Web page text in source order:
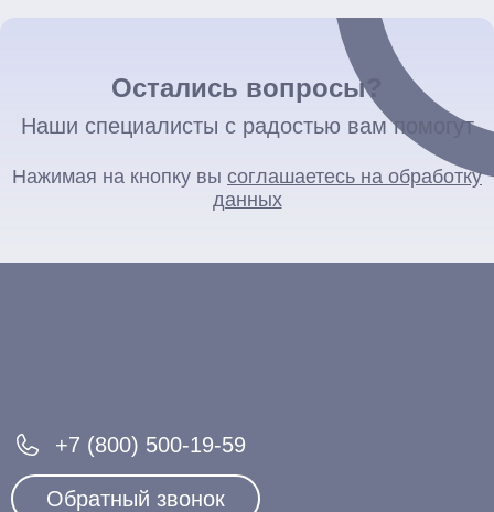
Остались вопросы?
Наши специалисты с радостью вам помогут
Нажимая на кнопку вы соглашаетесь на обработку
данных
+7 (800) 500-19-59
Обратный звонок